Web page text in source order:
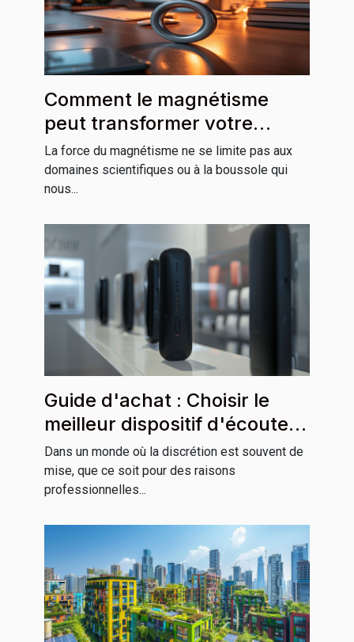
Comment le magnétisme
peut transformer votre
carrière professionnelle
La force du magnétisme ne se limite pas aux
domaines scientifiques ou à la boussole qui
nous...
Guide d'achat : Choisir le
meilleur dispositif d'écoute
discret
Dans un monde où la discrétion est souvent de
mise, que ce soit pour des raisons
professionnelles...